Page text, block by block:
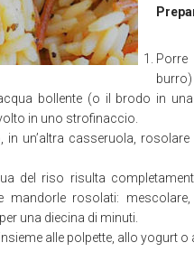
Porre
burro)
bollente (o il brodo in
in uno strofinaccio.
in un’altra casseruola,
del riso risulta
mandorle rosolati:
una diecina di minuti.
alle polpette, allo yogurt